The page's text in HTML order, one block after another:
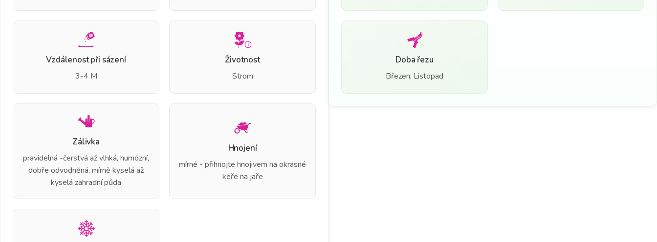
Vzdálenost při sázení
3-4 M
Životnost
Strom
Zálivka
pravidelná -čerstvá až vlhká, humózní,
dobře odvodněná, mírně kyselá až
kyselá zahradní půda
Hnojení
mírné - přihnojte hnojivem na okrasné
keře na jaře
Doba řezu
Březen, Listopad